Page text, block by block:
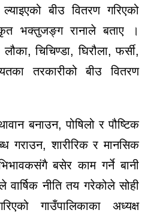
बीउ वितरण गरिएको
भक्तुजङ्ग रानाले बताए ।
लौका, चिचिण्डा, घिरौला, फर्सी,
तरकारीको बीउ वितरण
बनाउन, पोषिलो र पौष्टिक
गराउन, शारीरिक र मानसिक
बसेर काम गर्ने बानी
वार्षिक नीति तय गरेकोले सोही
गाउँपालिकाका अध्यक्ष